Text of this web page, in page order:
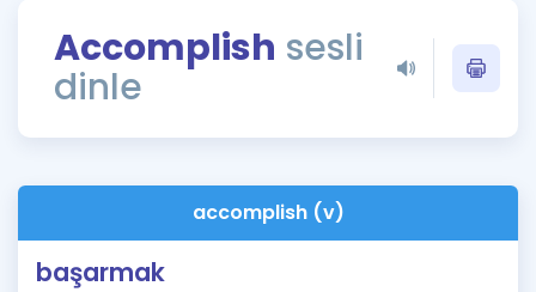
ÖSYM Sınav Takvimi
Kampanyalar
İngilizce Gramer
Accomplish sesli
dinle
accomplish (v)
başarmak